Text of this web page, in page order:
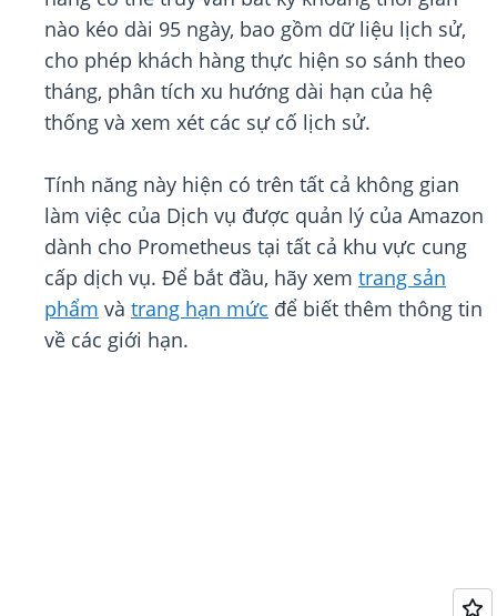
nào kéo dài 95 ngày, bao gồm dữ liệu lịch sử,
cho phép khách hàng thực hiện so sánh theo
tháng, phân tích xu hướng dài hạn của hệ
thống và xem xét các sự cố lịch sử.
Tính năng này hiện có trên tất cả không gian
làm việc của Dịch vụ được quản lý của Amazon
dành cho Prometheus tại tất cả khu vực cung
cấp dịch vụ. Để bắt đầu, hãy xem trang sản
phẩm và trang hạn mức để biết thêm thông tin
về các giới hạn.